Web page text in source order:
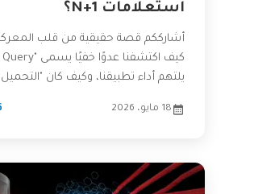
استعلامات N+1؟
أشارككم قصة حقيقية من قلب المعركة
يلتهم أداء تطبيقنا، وكيف كان
18 مايو، 2026